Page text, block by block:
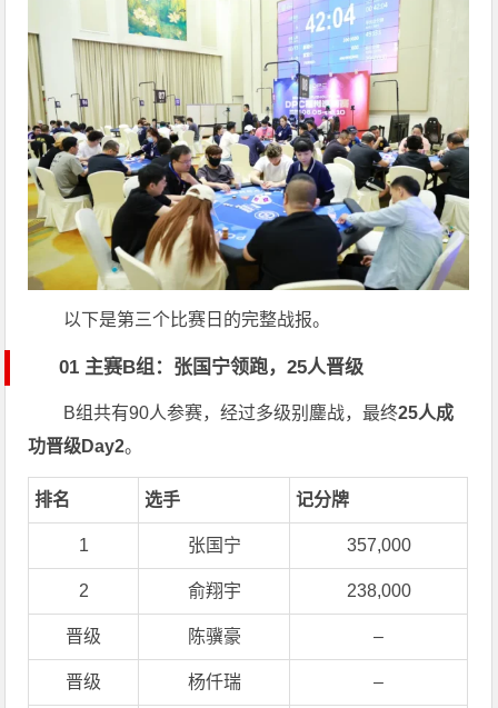
以下是第三个比赛日的完整战报。
01 主赛B组：张国宁领跑，25人晋级
B组共有90人参赛，经过多级别鏖战，最终25人成
功晋级Day2。
排名 选手 记分牌
1 张国宁 357,000
2 俞翔宇 238,000
晋级 陈骥豪 –
晋级 杨仟瑞 –